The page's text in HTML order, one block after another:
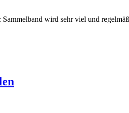
wird sehr viel und